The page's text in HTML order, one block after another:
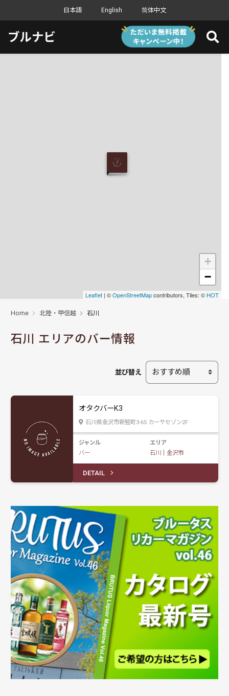
日本語 English 简体中文
+
−
Leaflet | ©OpenStreetMapcontributors, Tiles: © HOT
Home 北陸・甲信越 石川
石川 エリアのバー情報
並び替え
オタクバーK3
石川県金沢市新竪町3-65 カーサセゾン2F
ジャンル
バー
エリア
石川
金沢市
DETAIL